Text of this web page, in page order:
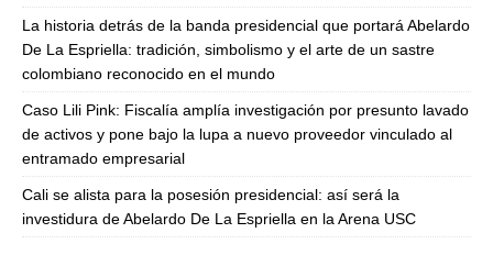
La historia detrás de la banda presidencial que portará Abelardo
De La Espriella: tradición, simbolismo y el arte de un sastre
colombiano reconocido en el mundo
Caso Lili Pink: Fiscalía amplía investigación por presunto lavado
de activos y pone bajo la lupa a nuevo proveedor vinculado al
entramado empresarial
Cali se alista para la posesión presidencial: así será la
investidura de Abelardo De La Espriella en la Arena USC